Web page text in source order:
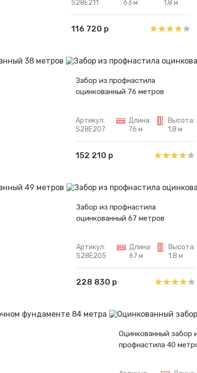
S28E211
63 м
1,8 м
116 720 р
Забор из профнастила
оцинкованный 76 метров
Артикул:
S28E207
Длина:
76 м
Высота:
1,8 м
152 210 р
Забор из профнастила
оцинкованный 67 метров
Артикул:
S28E205
Длина:
67 м
Высота:
1,8 м
228 830 р
Оцинкованный забор
профнастила 40